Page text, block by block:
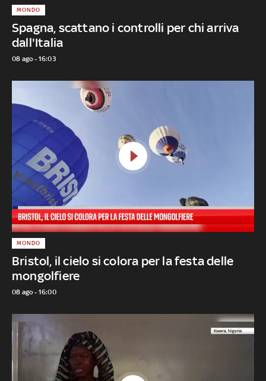
Spagna, scattano i controlli per chi arriva
dall'Italia
MONDO
08 ago - 16:03
Bristol, il cielo si colora per la festa delle
mongolfiere
MONDO
08 ago - 16:00